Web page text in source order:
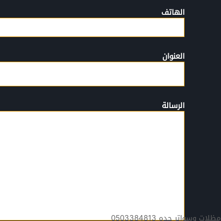
الهاتف
العنوان
الرسالة
مظلات وسواتر جده 0503384813